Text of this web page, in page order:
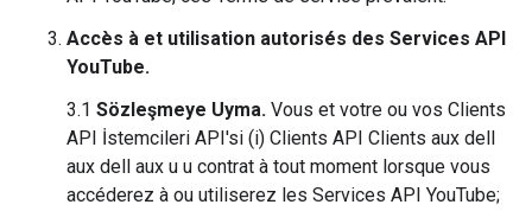
Accès à et utilisation autorisés des Services API
YouTube.
3.1 Sözleşmeye Uyma. Vous et votre ou vos Clients
API İstemcileri API'si (i) Clients API Clients aux dell
aux dell aux u u contrat à tout moment lorsque vous
accéderez à ou utiliserez les Services API YouTube;